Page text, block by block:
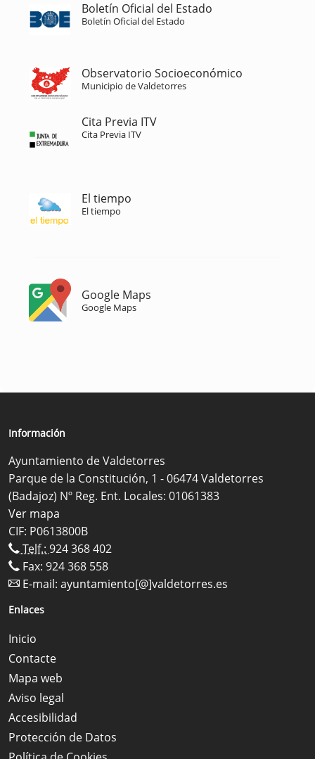
Boletín Oficial del Estado
Boletín Oficial del Estado
Observatorio Socioeconómico
Municipio de Valdetorres
Cita Previa ITV
Cita Previa ITV
El tiempo
El tiempo
Google Maps
Google Maps
Información
Ayuntamiento de Valdetorres
Parque de la Constitución, 1 - 06474 Valdetorres
(Badajoz) Nº Reg. Ent. Locales: 01061383
Ver mapa
CIF: P0613800B
Telf.: 924 368 402
Fax: 924 368 558
E-mail: ayuntamiento[@]valdetorres.es
Enlaces
Inicio
Contacte
Mapa web
Aviso legal
Accesibilidad
Protección de Datos